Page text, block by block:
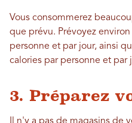
Vous consommerez
que prévu. Prévoyez
personne et par jour, ainsi
calories par personne et par
3. Préparez